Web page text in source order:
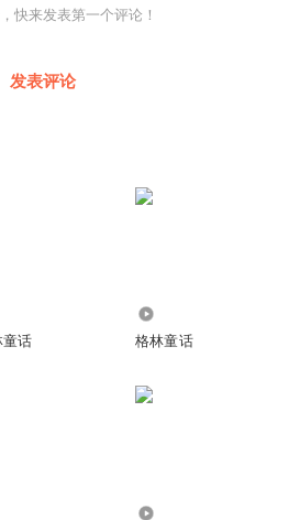
快来发表第一个评论！
发表评论
话 格林童话